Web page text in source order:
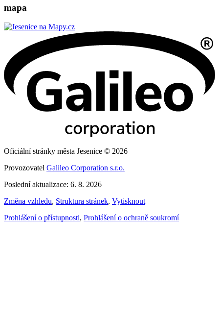
mapa
Oficiální stránky města Jesenice © 2026
Provozovatel Galileo Corporation s.r.o.
Poslední aktualizace: 6. 8. 2026
Změna vzhledu, Struktura stránek, Vytisknout
Prohlášení o přístupnosti, Prohlášení o ochraně soukromí